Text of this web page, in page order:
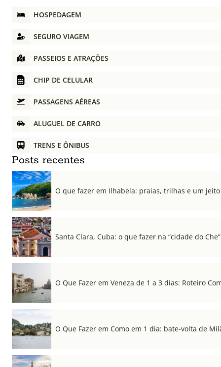
HOSPEDAGEM
SEGURO VIAGEM
PASSEIOS E ATRAÇÕES
CHIP DE CELULAR
PASSAGENS AÉREAS
ALUGUEL DE CARRO
TRENS E ÔNIBUS
Posts recentes
O que fazer em Ilhabela: praias, trilhas e um
Santa Clara, Cuba: o que fazer na “cidade do Che”
O Que Fazer em Veneza de 1 a 3 dias: Roteiro
O Que Fazer em Como em 1 dia: bate-volta de